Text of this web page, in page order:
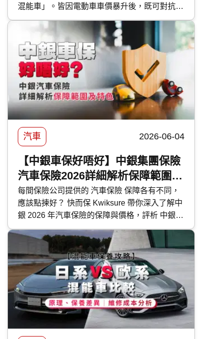
混能車」。皆因電動車車價暴升後，既可對抗油
魔又毋須為續航距離而煩惱的 PHEV 插電混能
車型，便成為各大代理力谷對象。今次 快而保
便為大家盤點本地最新的 PHEV 混能車型外，
還有選購及日常使用時的注意事項。
汽車 2026-06-04
【中銀車保好唔好】中銀集團保險
汽車保險2026詳細解析保障範圍及
特色
每間保險公司提供的 汽車保險 保障各有不同，
應該點揀好？ 快而保 Kwiksure 帶你深入了解中
銀 2026 年汽車保險的保障與價格，評析 中銀汽
車保險 優缺點，助你選擇最合適的車保方案。